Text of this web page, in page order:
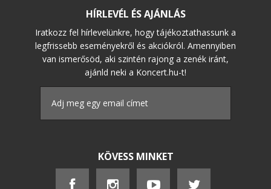
HÍRLEVÉL ÉS AJÁNLÁS
Iratkozz fel hírlevelünkre, hogy tájékoztathassunk a
legfrissebb eseményekről és akciókról. Amennyiben
van ismerősöd, aki szintén rajong a zenék iránt,
ajánld neki a Koncert.hu-t!
KÖVESS MINKET